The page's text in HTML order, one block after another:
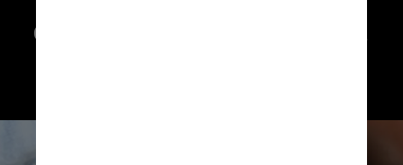
Os recursos do plano incluem pesquisa